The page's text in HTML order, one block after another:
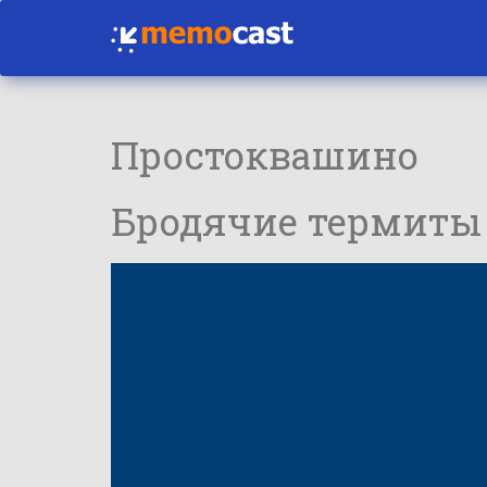
Простоквашино
Бродячие термиты